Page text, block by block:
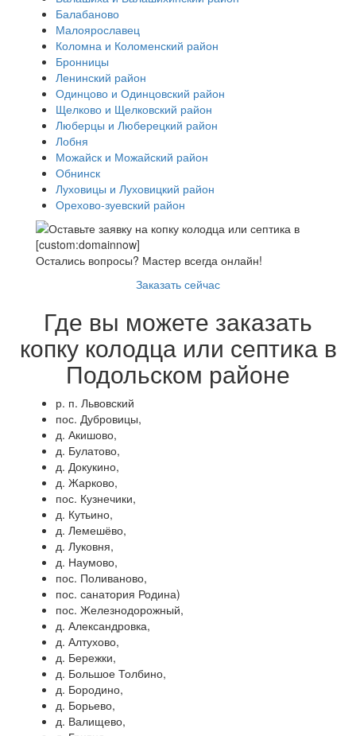
Балабаново
Малоярославец
Коломна и Коломенский район
Бронницы
Ленинский район
Одинцово и Одинцовский район
Щелково и Щелковский район
Люберцы и Люберецкий район
Лобня
Можайск и Можайский район
Обнинск
Луховицы и Луховицкий район
Орехово-зуевский район
Остались вопросы? Мастер всегда онлайн!
Заказать сейчас
Где вы можете заказать
копку колодца или септика в
Подольском районе
р. п. Львовский
пос. Дубровицы,
д. Акишово,
д. Булатово,
д. Докукино,
д. Жарково,
пос. Кузнечики,
д. Кутьино,
д. Лемешёво,
д. Луковня,
д. Наумово,
пос. Поливаново,
пос. санатория Родина)
пос. Железнодорожный,
д. Александровка,
д. Алтухово,
д. Бережки,
д. Большое Толбино,
д. Бородино,
д. Борьево,
д. Валищево,